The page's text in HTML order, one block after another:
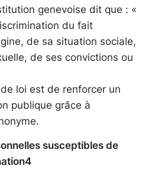
genevoise dit que : «
du fait
de sa situation sociale,
de ses convictions ou
loi est de renforcer un
publique grâce à
susceptibles de